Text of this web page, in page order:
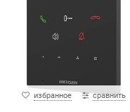
избранное сравнить